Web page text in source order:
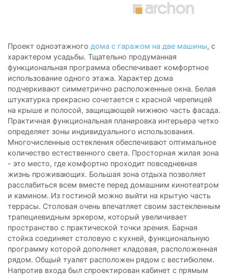
Проект одноэтажного дома с гаражом на две машины, с
характером усадьбы. Тщательно продуманная
функциональная программа обеспечивает комфортное
использование одного этажа. Характер дома
подчеркивают симметрично расположенные окна. Белая
штукатурка прекрасно сочетается с красной черепицей
на крыше и полосой, защищающей нижнюю часть фасада.
Практичная функциональная планировка интерьера четко
определяет зоны индивидуального использования.
Многочисленные остекления обеспечивают оптимальное
количество естественного света. Просторная жилая зона
- это место, где комфортно проходит повседневная
жизнь проживающих. Большая зона отдыха позволяет
расслабиться всем вместе перед домашним кинотеатром
и камином. Из гостиной можно выйти на крытую часть
террасы. Столовая очень впечатляет своим застекленным
трапециевидным эркером, который увеличивает
пространство с практической точки зрения. Барная
стойка соединяет столовую с кухней, функциональную
программу которой дополняет кладовая, расположенная
рядом. Общый туалет расположен рядом с вестибюлем.
Напротив входа был спроектирован кабинет с прямым